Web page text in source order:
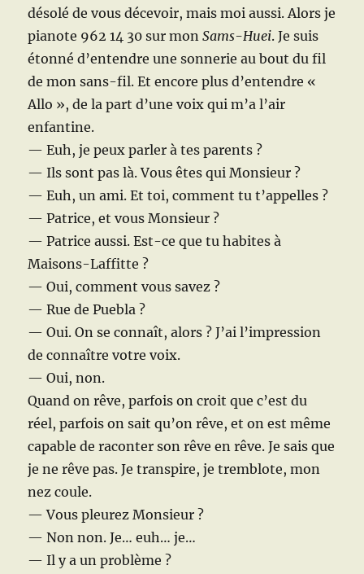
désolé de vous décevoir, mais moi aussi. Alors je
pianote 962 14 30 sur monSams-Huei. Je suis
étonné d’entendre une sonnerie au bout du fil
de mon sans-fil. Et encore plus d’entendre «
Allo », de la part d’une voix qui m’a l’air
enfantine.
— Euh, je peux parler à tes parents ?
— Ils sont pas là. Vous êtes qui Monsieur ?
— Euh, un ami. Et toi, comment tu t’appelles ?
— Patrice, et vous Monsieur ?
— Patrice aussi. Est-ce que tu habites à
Maisons-Laffitte ?
— Oui, comment vous savez ?
— Rue de Puebla ?
— Oui. On se connaît, alors ? J’ai l’impression
de connaître votre voix.
— Oui, non.
Quand on rêve, parfois on croit que c’est du
réel, parfois on sait qu’on rêve, et on est même
capable de raconter son rêve en rêve. Je sais que
je ne rêve pas. Je transpire, je tremblote, mon
nez coule.
— Vous pleurez Monsieur ?
— Non non. Je… euh… je…
— Il y a un problème ?